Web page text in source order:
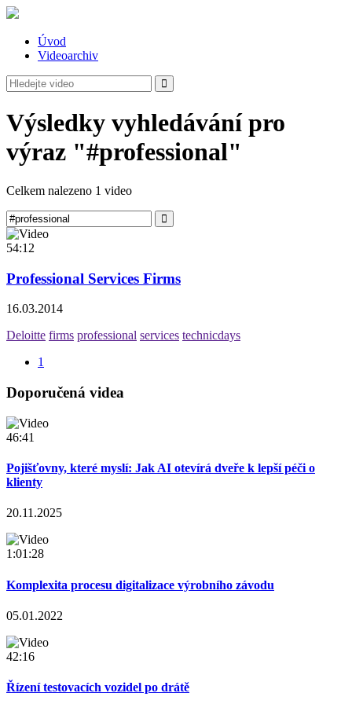
Úvod
Videoarchiv
Výsledky vyhledávání pro
výraz "#professional"
Celkem nalezeno 1 video
54:12
Professional Services Firms
16.03.2014
Deloitte firms professional services technicdays
1
Doporučená videa
46:41
Pojišťovny, které myslí: Jak AI otevírá dveře k lepší péči o
klienty
20.11.2025
1:01:28
Komplexita procesu digitalizace výrobního závodu
05.01.2022
42:16
Řízení testovacích vozidel po drátě